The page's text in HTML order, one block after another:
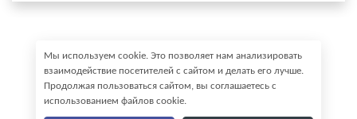
Мы используем cookie. Это позволяет нам анализировать
взаимодействие посетителей с сайтом и делать его лучше.
Продолжая пользоваться сайтом, вы соглашаетесь с
использованием файлов cookie.